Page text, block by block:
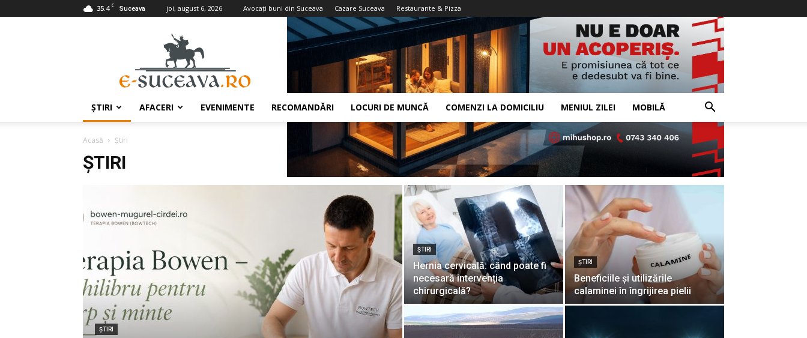
35.4 C Suceava joi, august 6, 2026 Avocaţi buni din Suceava Cazare Suceava Restaurante & Pizza
ŞTIRI AFACERI EVENIMENTE RECOMANDĂRI LOCURI DE MUNCĂ COMENZI LA DOMICILIU MENIUL ZILEI MOBILĂ
Acasă Ştiri
ŞTIRI
ŞTIRI
ŞTIRI
Hernia cervicală: când poate fi
necesară intervenția
chirurgicală?
ŞTIRI
Beneficiile și utilizările
calaminei în îngrijirea pielii